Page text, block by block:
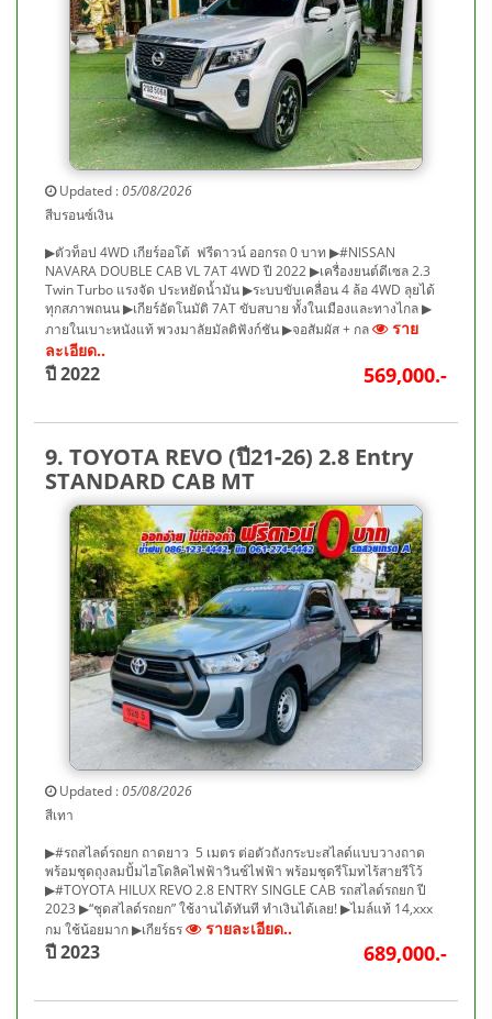
Updated :05/08/2026
สีบรอนซ์เงิน
▶ตัวท็อป 4WD เกียร์ออโต้ ฟรีดาวน์ ออกรถ 0 บาท ▶#NISSAN
NAVARA DOUBLE CAB VL 7AT 4WD ปี 2022 ▶เครื่องยนต์ดีเซล 2.3
Twin Turbo แรงจัด ประหยัดน้ำมัน ▶ระบบขับเคลื่อน 4 ล้อ 4WD ลุยได้
ทุกสภาพถนน ▶เกียร์อัตโนมัติ 7AT ขับสบาย ทั้งในเมืองและทางไกล ▶
ภายในเบาะหนังแท้ พวงมาลัยมัลติฟังก์ชัน ▶จอสัมผัส + กล
ราย
ละเอียด..
ปี 2022 569,000.-
9. TOYOTA REVO (ปี21-26) 2.8 Entry
STANDARD CAB MT
Updated :05/08/2026
สีเทา
▶#รถสไลด์รถยก ถาดยาว 5 เมตร ต่อตัวถังกระบะสไลด์แบบวางถาด
พร้อมชุดถุงลมปั้มไฮโดลิคไฟฟ้าวินช์ไฟฟ้า พร้อมชุดรีโมทไร้สายรีโว้
▶#TOYOTA HILUX REVO 2.8 ENTRY SINGLE CAB รถสไลด์รถยก ปี
2023 ▶“ชุดสไลด์รถยก” ใช้งานได้ทันที ทำเงินได้เลย! ▶ไมล์แท้ 14,xxx
กม ใช้น้อยมาก ▶เกียร์ธร
รายละเอียด..
ปี 2023 689,000.-